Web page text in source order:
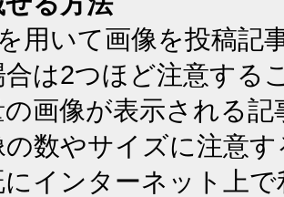
用いて画像を投稿記
合は2つほど注意する
の画像が表示される
数やサイズに注意
にインターネット上